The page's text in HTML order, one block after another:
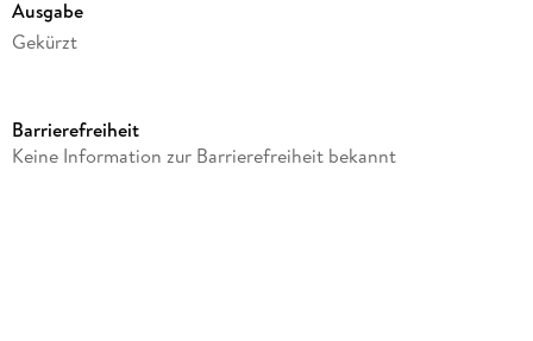
Ausgabe
Gekürzt
Laufzeit
Barrierefreiheit
Keine Information zur Barrierefreiheit bekannt